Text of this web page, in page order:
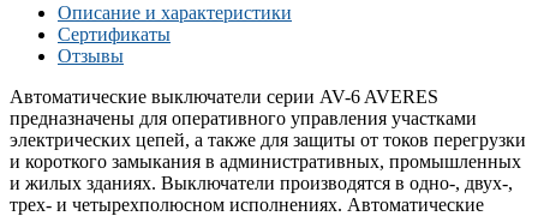
Описание и характеристики
Сертификаты
Отзывы
Автоматические выключатели серии AV-6 AVERES
предназначены для оперативного управления участками
электрических цепей, а также для защиты от токов перегрузки
и короткого замыкания в административных, промышленных
и жилых зданиях. Выключатели производятся в одно-, двух-,
трех- и четырехполюсном исполнениях. Автоматические